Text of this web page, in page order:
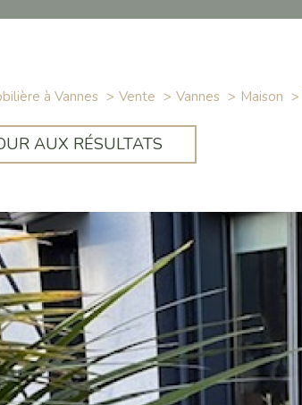
à Vannes Vente Vannes Maison
AUX RÉSULTATS